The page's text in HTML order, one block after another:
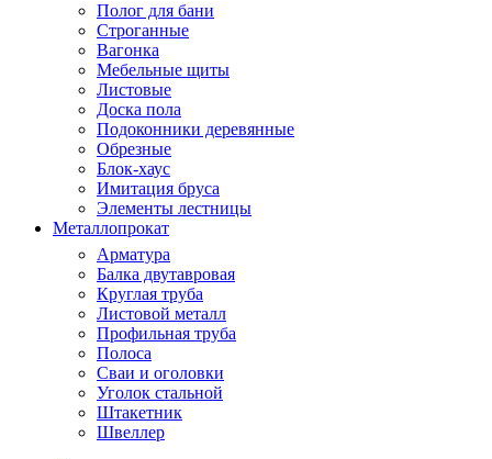
Полог для бани
Строганные
Вагонка
Мебельные щиты
Листовые
Доска пола
Подоконники деревянные
Обрезные
Блок-хаус
Имитация бруса
Элементы лестницы
Металлопрокат
Арматура
Балка двутавровая
Круглая труба
Листовой металл
Профильная труба
Полоса
Сваи и оголовки
Уголок стальной
Штакетник
Швеллер